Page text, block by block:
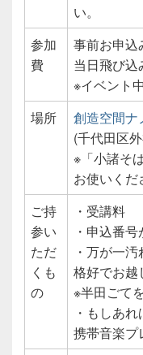
い。
参加
費
事前お申込
当日飛び込
※イベント
場所
創造空間ナ
(千代田区
※「小諸そ
お使いくだ
ご持
参い
ただ
くも
の
・受講料
・申込番
・万が一
格好でお越
※半田ごて
・もしあ
携帯音楽プ